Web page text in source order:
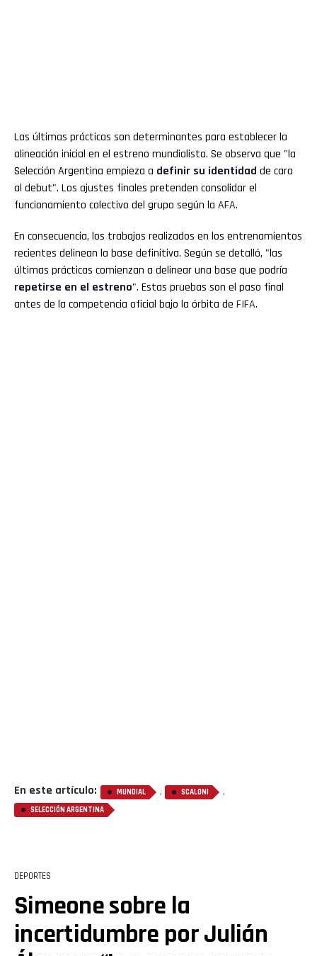
Las últimas prácticas son determinantes para establecer la
alineación inicial en el estreno mundialista. Se observa que "la
Selección Argentina empieza a definir su identidad de cara
al debut". Los ajustes finales pretenden consolidar el
funcionamiento colectivo del grupo según la AFA.
En consecuencia, los trabajos realizados en los entrenamientos
recientes delinean la base definitiva. Según se detalló, "las
últimas prácticas comienzan a delinear una base que podría
repetirse en el estreno". Estas pruebas son el paso final
antes de la competencia oficial bajo la órbita de FIFA.
En este artículo: MUNDIAL , SCALONI ,
SELECCIÓN ARGENTINA
DEPORTES
Simeone sobre la
incertidumbre por Julián